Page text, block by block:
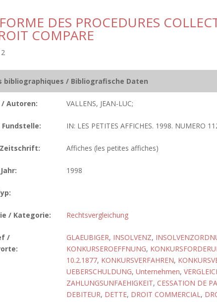
DES PROCEDURES
COMPARE
bibliographiques / Bibliografische Daten
Autoren: VALLENS, JEAN-LUC;
Fundstelle: IN: LES PETITES AFFICHES. 1998. NUMERO
Affiches (les petites affiches)
1998
/ Kategorie: Rechtsvergleichung
/
GLAEUBIGER, INSOLVENZ,
KONKURSEROEFFNUNG,
10.2.1877, KONKURSVERFAHREN,
UEBERSCHULDUNG, Unternehmen,
ZAHLUNGSUNFAEHIGKEIT, CESSATION DE
DEBITEUR, DETTE, DROIT COMMERCIAL,